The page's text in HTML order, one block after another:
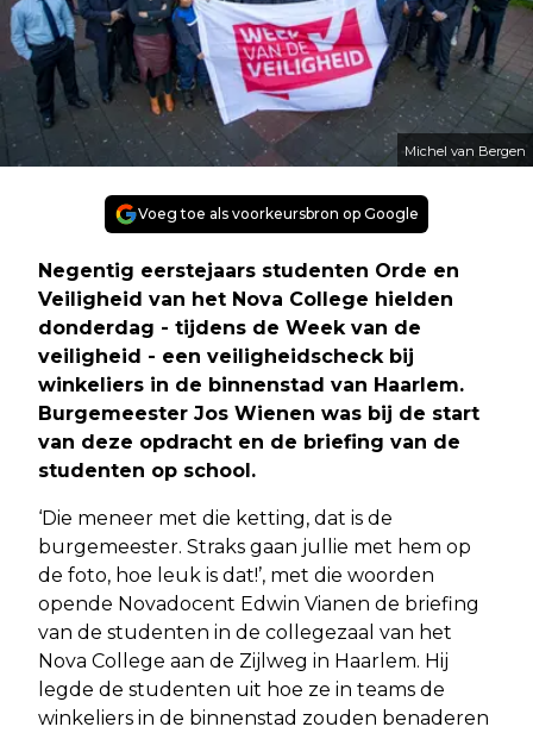
Michel van Bergen
Voeg toe als voorkeursbron op Google
Negentig eerstejaars studenten Orde en
Veiligheid van het Nova College hielden
donderdag - tijdens de Week van de
veiligheid - een veiligheidscheck bij
winkeliers in de binnenstad van Haarlem.
Burgemeester Jos Wienen was bij de start
van deze opdracht en de briefing van de
studenten op school.
‘Die meneer met die ketting, dat is de
burgemeester. Straks gaan jullie met hem op
de foto, hoe leuk is dat!’, met die woorden
opende Novadocent Edwin Vianen de briefing
van de studenten in de collegezaal van het
Nova College aan de Zijlweg in Haarlem. Hij
legde de studenten uit hoe ze in teams de
winkeliers in de binnenstad zouden benaderen